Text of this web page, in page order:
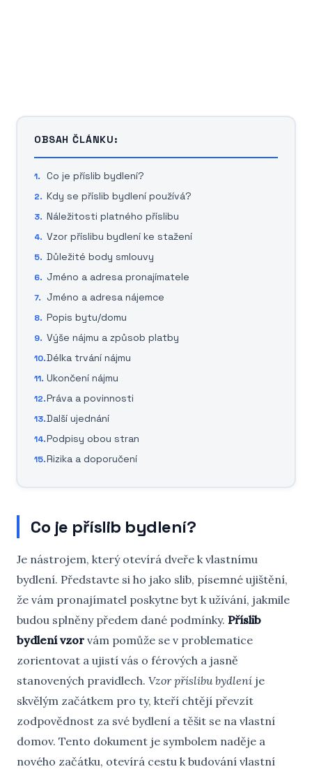
OBSAH ČLÁNKU:
Co je příslib bydlení?
Kdy se příslib bydlení používá?
Náležitosti platného příslibu
Vzor příslibu bydlení ke stažení
Důležité body smlouvy
Jméno a adresa pronajímatele
Jméno a adresa nájemce
Popis bytu/domu
Výše nájmu a způsob platby
Délka trvání nájmu
Ukončení nájmu
Práva a povinnosti
Další ujednání
Podpisy obou stran
Rizika a doporučení
Co je příslib bydlení?
Je nástrojem, který otevírá dveře k vlastnímu
bydlení. Představte si ho jako slib, písemné ujištění,
že vám pronajímatel poskytne byt k užívání, jakmile
budou splněny předem dané podmínky. Příslib
bydlení vzor vám pomůže se v problematice
zorientovat a ujistí vás o férových a jasně
stanovených pravidlech. Vzor příslibu bydlení je
skvělým začátkem pro ty, kteří chtějí převzít
zodpovědnost za své bydlení a těšit se na vlastní
domov. Tento dokument je symbolem naděje a
nového začátku, otevírá cestu k budování vlastní